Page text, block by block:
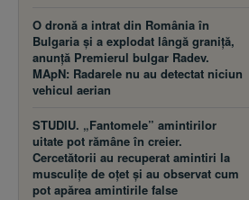
O dronă a intrat din România în
Bulgaria și a explodat lângă graniță,
anunță Premierul bulgar Radev.
MApN: Radarele nu au detectat niciun
vehicul aerian
STUDIU. „Fantomele” amintirilor
uitate pot rămâne în creier.
Cercetătorii au recuperat amintiri la
musculițe de oțet și au observat cum
pot apărea amintirile false